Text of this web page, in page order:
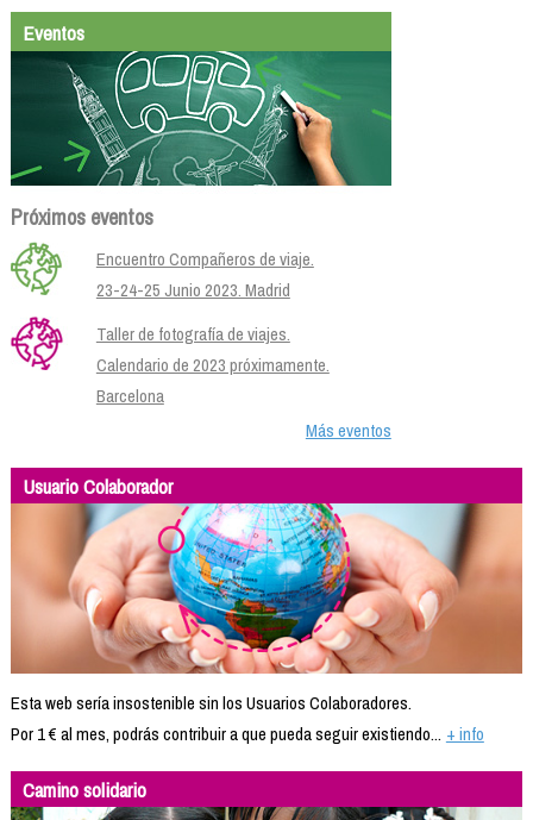
Eventos
Próximos eventos
Encuentro Compañeros de viaje.
23-24-25 Junio 2023. Madrid
Taller de fotografía de viajes.
Calendario de 2023 próximamente.
Barcelona
Más eventos
Usuario Colaborador
Esta web sería insostenible sin los Usuarios Colaboradores.
Por 1 € al mes, podrás contribuir a que pueda seguir existiendo... + info
Camino solidario